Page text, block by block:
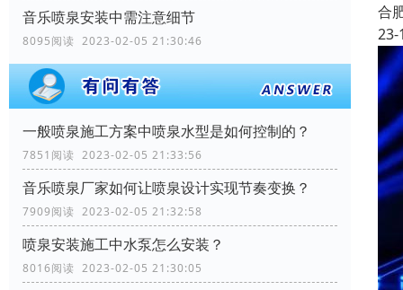
音乐喷泉安装中需注意细节
8095阅读 2023-02-05 21:30:46
一般喷泉施工方案中喷泉水型是如何控制的？
7851阅读 2023-02-05 21:33:56
音乐喷泉厂家如何让喷泉设计实现节奏变换？
7909阅读 2023-02-05 21:32:58
喷泉安装施工中水泵怎么安装？
8016阅读 2023-02-05 21:30:05
合
23-